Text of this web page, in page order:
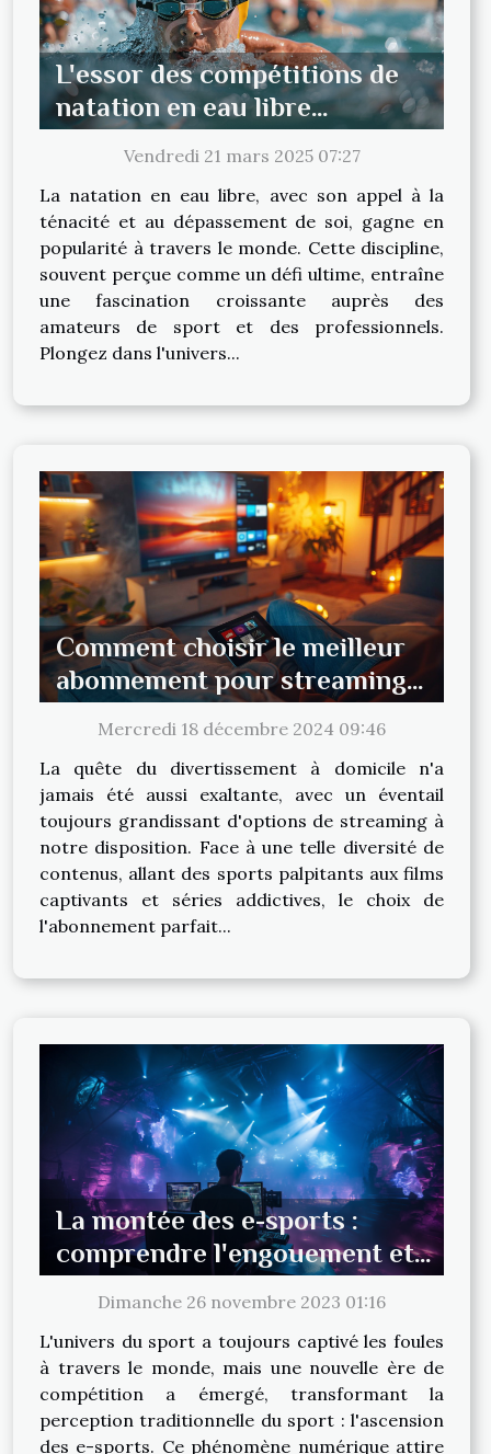
L'essor des compétitions de
natation en eau libre
tendances et préparations
Vendredi 21 mars 2025 07:27
La natation en eau libre, avec son appel à la
ténacité et au dépassement de soi, gagne en
popularité à travers le monde. Cette discipline,
souvent perçue comme un défi ultime, entraîne
une fascination croissante auprès des
amateurs de sport et des professionnels.
Plongez dans l'univers...
Comment choisir le meilleur
abonnement pour streaming
de sports, films et séries
Mercredi 18 décembre 2024 09:46
La quête du divertissement à domicile n'a
jamais été aussi exaltante, avec un éventail
toujours grandissant d'options de streaming à
notre disposition. Face à une telle diversité de
contenus, allant des sports palpitants aux films
captivants et séries addictives, le choix de
l'abonnement parfait...
La montée des e-sports :
comprendre l'engouement et
les compétitions
Dimanche 26 novembre 2023 01:16
L'univers du sport a toujours captivé les foules
à travers le monde, mais une nouvelle ère de
compétition a émergé, transformant la
perception traditionnelle du sport : l'ascension
des e-sports. Ce phénomène numérique attire